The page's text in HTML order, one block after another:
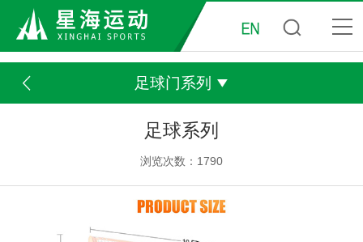
足球门系列
足球系列
浏览次数：1790